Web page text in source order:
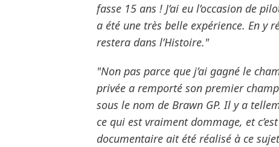
fasse 15 ans ! J’ai eu l’occasion de
a été une très belle expérience. En y
restera dans l’Histoire."
"Non pas parce que j’ai gagné le
privée a remporté son premier
sous le nom de Brawn GP. Il y a
ce qui est vraiment dommage, et
documentaire ait été réalisé à ce